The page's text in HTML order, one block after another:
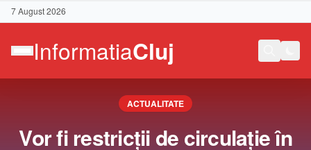
7 August 2026
ACTUALITATE
Vor fi restricții de circulație în